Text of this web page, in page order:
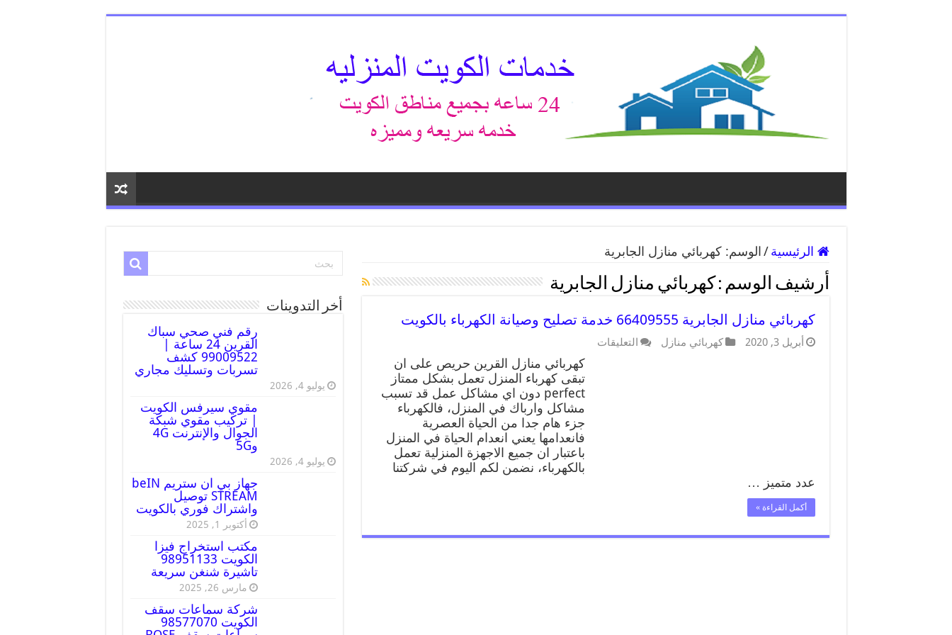
الرئيسية / الوسم:كهربائي منازل الجابرية
أرشيف الوسم : كهربائي منازل الجابرية
كهربائي منازل الجابرية 66409555 خدمة تصليح وصيانة الكهرباء بالكويت
أبريل 3, 2020 كهربائي منازل التعليقات
كهربائي منازل القرين حريص على ان
تبقى كهرباء المنزل تعمل بشكل ممتاز
perfect دون اي مشاكل عمل قد تسبب
مشاكل وارباك في المنزل، فالكهرباء
جزء هام جدا من الحياة العصرية
فانعدامها يعني انعدام الحياة في المنزل
باعتبار ان جميع الاجهزة المنزلية تعمل
بالكهرباء، نضمن لكم اليوم في شركتنا
عدد متميز …
أكمل القراءة »
أخر التدوينات
رقم فني صحي سباك
القرين 24 ساعة |
99009522 كشف
تسربات وتسليك مجاري
يوليو 4, 2026
مقوي سيرفس الكويت
| تركيب مقوي شبكة
الجوال والإنترنت 4G
و5G
يوليو 4, 2026
جهاز بي ان ستريم beIN
STREAM توصيل
واشتراك فوري بالكويت
أكتوبر 1, 2025
مكتب استخراج فيزا
الكويت 98951133
تاشيرة شنغن سريعة
مارس 26, 2025
شركة سماعات سقف
الكويت 98577070